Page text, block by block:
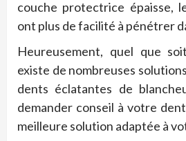
couche protectrice épaisse,
ont plus de facilité à pénétrer
Heureusement, quel que
existe de nombreuses
dents éclatantes de
demander conseil à votre
meilleure solution adaptée à